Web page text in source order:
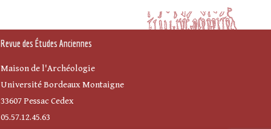
Revue des Études Anciennes
Maison de l'Archéologie
Université Bordeaux Montaigne
33607 Pessac Cedex
05.57.12.45.63